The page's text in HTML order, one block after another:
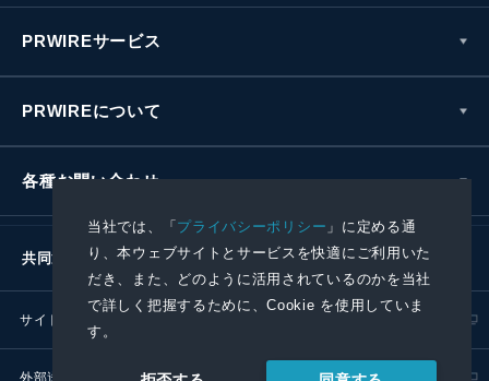
当社では、「プライバシーポリシー 」に定める通
り、本ウェブサイトとサービスを快適にご利用いた
だき、また、どのように活用されているのかを当社
で詳しく把握するために、Cookie を使用していま
す。
PRWIREサービス
PRWIREについて
各種お問い合わせ
共同通信社グループ
サイトポリシー
外部送信ポリシー プレスリリース取扱基準